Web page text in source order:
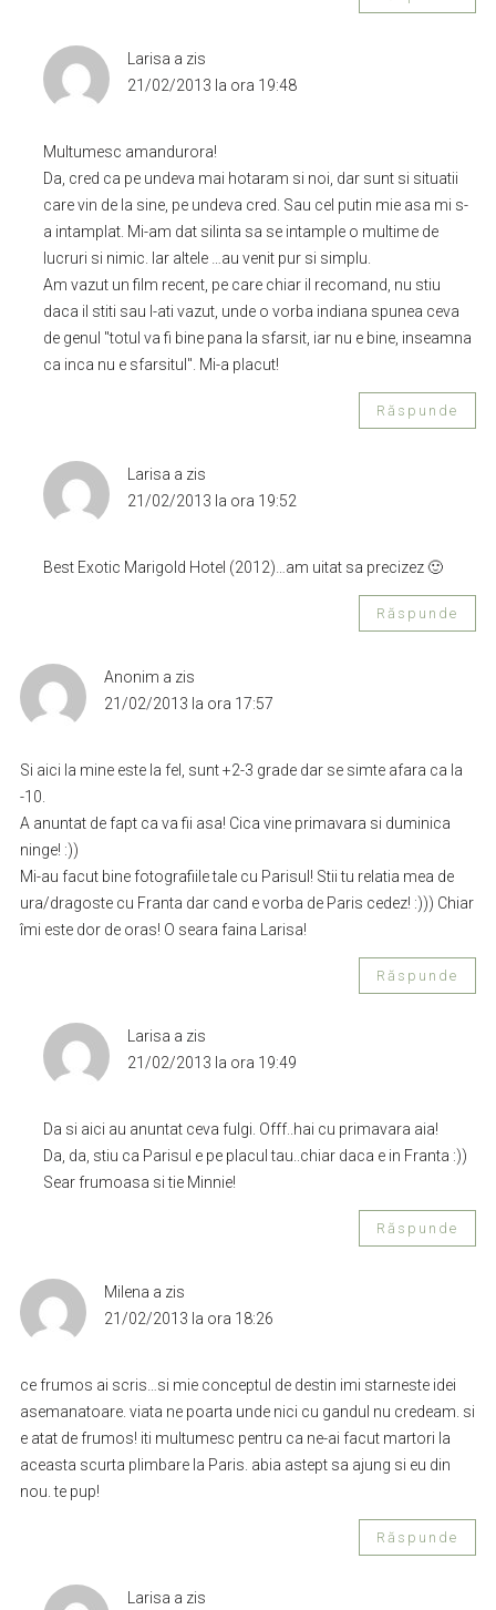
Larisa a zis
21/02/2013 la ora 19:48
Multumesc amandurora!
Da, cred ca pe undeva mai hotaram si noi, dar sunt si situatii
care vin de la sine, pe undeva cred. Sau cel putin mie asa mi s-
a intamplat. Mi-am dat silinta sa se intample o multime de
lucruri si nimic. Iar altele …au venit pur si simplu.
Am vazut un film recent, pe care chiar il recomand, nu stiu
daca il stiti sau l-ati vazut, unde o vorba indiana spunea ceva
de genul "totul va fi bine pana la sfarsit, iar nu e bine, inseamna
ca inca nu e sfarsitul". Mi-a placut!
Răspunde
Larisa a zis
21/02/2013 la ora 19:52
Best Exotic Marigold Hotel (2012)…am uitat sa precizez 🙂
Răspunde
Anonim a zis
21/02/2013 la ora 17:57
Si aici la mine este la fel, sunt +2-3 grade dar se simte afara ca la
-10.
A anuntat de fapt ca va fii asa! Cica vine primavara si duminica
ninge! :))
Mi-au facut bine fotografiile tale cu Parisul! Stii tu relatia mea de
ura/dragoste cu Franta dar cand e vorba de Paris cedez! :))) Chiar
îmi este dor de oras! O seara faina Larisa!
Răspunde
Larisa a zis
21/02/2013 la ora 19:49
Da si aici au anuntat ceva fulgi. Offf..hai cu primavara aia!
Da, da, stiu ca Parisul e pe placul tau..chiar daca e in Franta :))
Sear frumoasa si tie Minnie!
Răspunde
Milena a zis
21/02/2013 la ora 18:26
ce frumos ai scris…si mie conceptul de destin imi starneste idei
asemanatoare. viata ne poarta unde nici cu gandul nu credeam. si
e atat de frumos! iti multumesc pentru ca ne-ai facut martori la
aceasta scurta plimbare la Paris. abia astept sa ajung si eu din
nou. te pup!
Răspunde
Larisa a zis